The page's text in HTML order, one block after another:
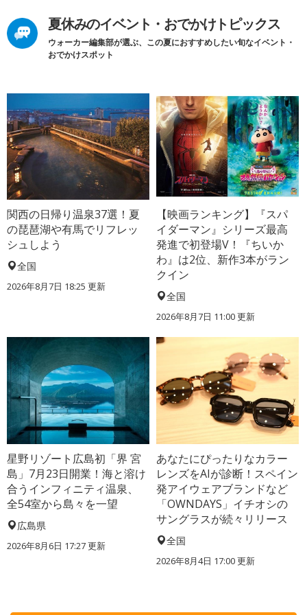
夏休みのイベント・おでかけトピックス
ウォーカー編集部が選ぶ、この夏におすすめしたい旬なイベント・
おでかけスポット
関西の日帰り温泉37選！夏
の琵琶湖や有馬でリフレッ
シュしよう
全国
2026年8月7日 18:25 更新
【映画ランキング】『スパ
イダーマン』シリーズ最高
発進で初登場V！『ちいか
わ』は2位、新作3本がラン
クイン
全国
2026年8月7日 11:00更新
星野リゾート広島初「界 宮
島」7月23日開業！海と溶け
合うインフィニティ温泉、
全54室から島々を一望
広島県
2026年8月6日 17:27更新
あなたにぴったりなカラー
レンズをAIが診断！スペイン
発アイウェアブランドなど
「OWNDAYS」イチオシの
サングラスが続々リリース
全国
2026年8月4日 17:00更新